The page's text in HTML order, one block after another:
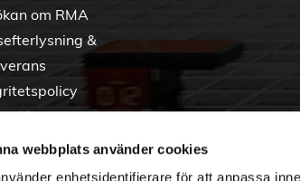
webbplats använder cookies
enhetsidentifierare för att anpassa
om RMA
&